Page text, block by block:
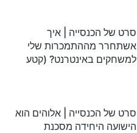
סרט של הכנסייה | איך
אשתחרר מההתמכרות שלי
למשחקים באינטרנט? (קטע
סרט של הכנסייה | אלוהים הוא
הישועה היחידה מסכנת